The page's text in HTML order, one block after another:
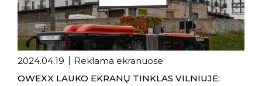
2024.04.19
Reklama ekranuose
OWEXX LAUKO EKRANŲ TINKLAS VILNIUJE: